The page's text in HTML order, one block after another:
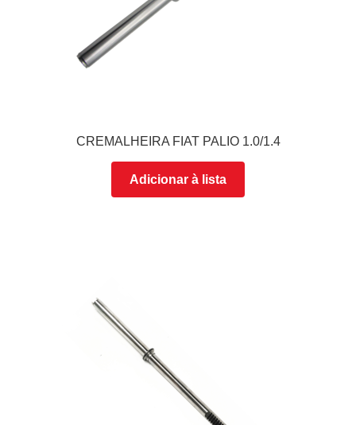
CREMALHEIRA FIAT PALIO 1.0/1.4
Adicionar à lista